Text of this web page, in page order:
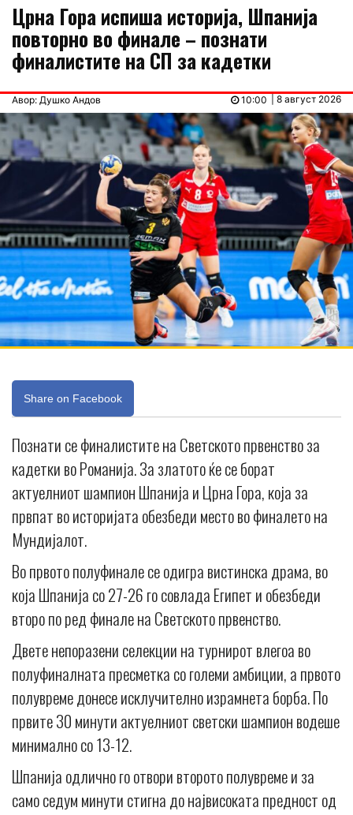
Црна Гора испиша историја, Шпанија
повторно во финале – познати
финалистите на СП за кадетки
Авор: Душко Андов | 8 август 2026
10:00
Share on Facebook
Познати се финалистите на Светското првенство за
кадетки во Романија. За златото ќе се борат
актуелниот шампион Шпанија и Црна Гора, која за
првпат во историјата обезбеди место во финалето на
Мундијалот.
Во првото полуфинале се одигра вистинска драма, во
која Шпанија со 27-26 го совлада Египет и обезбеди
второ по ред финале на Светското првенство.
Двете непоразени селекции на турнирот влегоа во
полуфиналната пресметка со големи амбиции, а првото
полувреме донесе исклучително израмнета борба. По
првите 30 минути актуелниот светски шампион водеше
минимално со 13-12.
Шпанија одлично го отвори второто полувреме и за
само седум минути стигна до највисоката предност од